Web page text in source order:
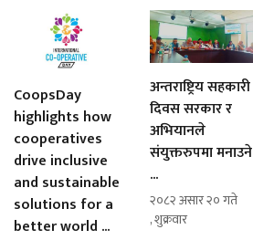
CoopsDay
highlights how
cooperatives
drive inclusive
and sustainable
solutions for a
better world ...
अन्तराष्ट्रिय सहकारी
दिवस सरकार र
अभियानले
संयुक्तरुपमा मनाउने
...
२०८२ असार २० गते
, शुक्रवार